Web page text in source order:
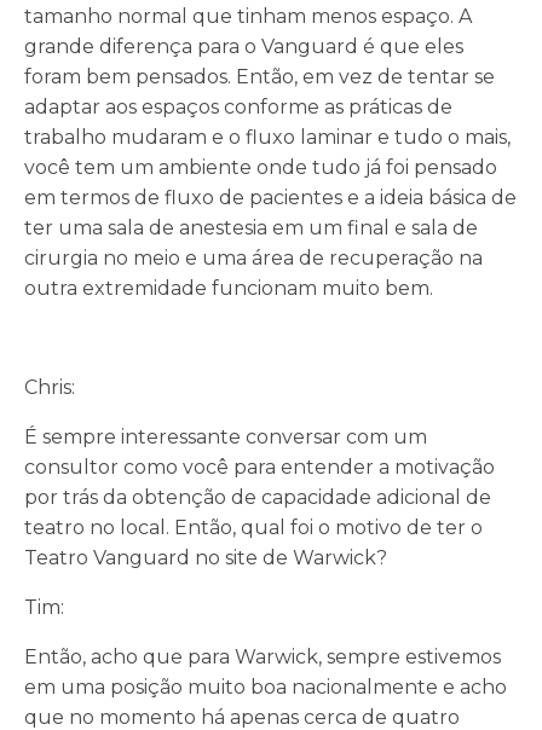
tamanho normal que tinham menos espaço. A
grande diferença para o Vanguard é que eles
foram bem pensados. Então, em vez de tentar se
adaptar aos espaços conforme as práticas de
trabalho mudaram e o fluxo laminar e tudo o mais,
você tem um ambiente onde tudo já foi pensado
em termos de fluxo de pacientes e a ideia básica de
ter uma sala de anestesia em um final e sala de
cirurgia no meio e uma área de recuperação na
outra extremidade funcionam muito bem.
Chris:
É sempre interessante conversar com um
consultor como você para entender a motivação
por trás da obtenção de capacidade adicional de
teatro no local. Então, qual foi o motivo de ter o
Teatro Vanguard no site de Warwick?
Tim:
Então, acho que para Warwick, sempre estivemos
em uma posição muito boa nacionalmente e acho
que no momento há apenas cerca de quatro